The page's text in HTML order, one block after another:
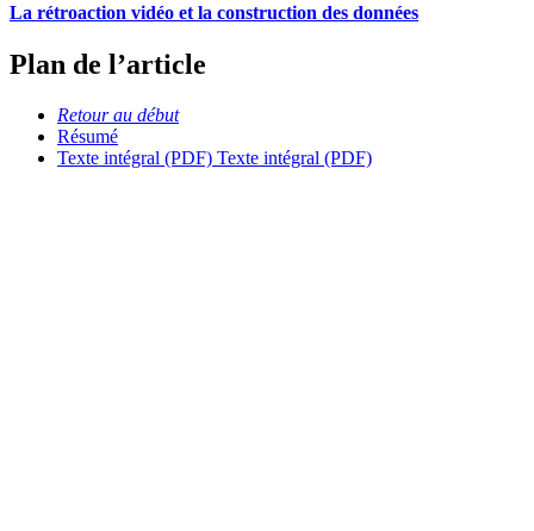
La rétroaction vidéo et la construction des données
Plan de l’article
Retour au début
Résumé
Texte intégral (PDF) Texte intégral (PDF)